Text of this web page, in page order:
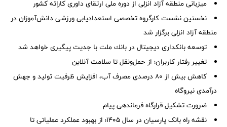
میزبانی منطقه آزاد انزلی از دوره ملی ارتقای داوری كاراته كشور
نخستین نشست كارگروه تخصصی استعدادیابی ورزشی دانش‌آموزان در
منطقه آزاد انزلی برگزار شد
توسعه بانكداری دیجیتال در بانك ملت با جدیت پیگیری خواهد شد
تغییر رفتار کاربران؛ از حمل‌ونقل تا سلامت آنلاین
کاهش بیش از ۸۰ درصدی مصرف آب، افزایش ظرفیت تولید و جهش
درآمدی نیروگاه
ضرورت تشكیل قرارگاه فرماندهی پیام
نقشه راه بانک پارسیان در سال ۱۴۰۵؛ از بهبود عملکرد عملیاتی تا